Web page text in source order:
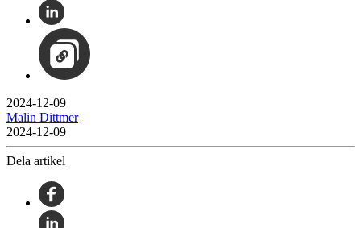
2024-12-09
Malin Dittmer
2024-12-09
Dela artikel